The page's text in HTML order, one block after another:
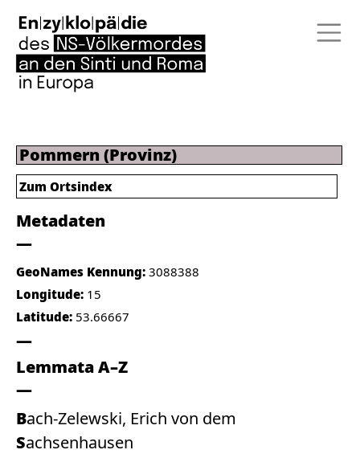
Pommern (Provinz)
Metadaten
GeoNames Kennung: 3088388
Longitude: 15
Latitude: 53.66667
Lemmata A–Z
Bach-Zelewski, Erich von dem
Sachsenhausen
Zum Ortsindex